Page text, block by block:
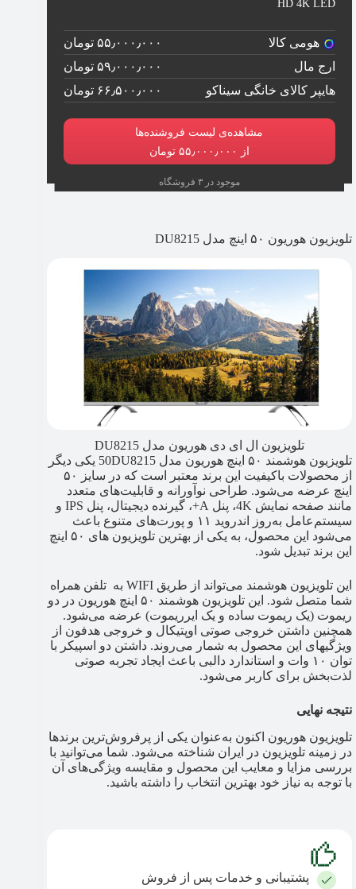
HD 4K LED
هومی کالا
۵۵٫۰۰۰٫۰۰۰ تومان
ارج مال
۵۹٫۰۰۰٫۰۰۰ تومان
هایپر کالای خانگی سیناکو
۶۶٫۵۰۰٫۰۰۰ تومان
مشاهده‌ی لیست فروشنده‌ها
از ۵۵٫۰۰۰٫۰۰۰ تومان
موجود در ۳ فروشگاه
تلویزیون هوریون ۵۰ اینچ مدل DU8215
تلویزیون ال ای دی هوریون مدل DU8215
تلویزیون هوشمند ۵۰ اینچ هوریون مدل 50DU8215 یکی دیگر
از محصولات باکیفیت این برند معتبر است که در سایز ۵۰
اینچ عرضه می‌شود. طراحی نوآورانه و قابلیت‌های متعدد
مانند صفحه نمایش 4K، پنل A+، گیرنده دیجیتال، پنل IPS و
سیستم‌عامل به‌روز اندروید ۱۱ و پورت‌های متنوع باعث
می‌شود این محصول، به یکی از بهترین تلویزیون های ۵۰ اینچ
این برند تبدیل شود.
این تلویزیون هوشمند می‌تواند از طریق WIFI به تلفن همراه
شما متصل شود. این تلویزیون هوشمند ۵۰ اینچ هوریون در دو
ریموت (یک ریموت ساده و یک ایرریموت) عرضه می‌شود.
همچنین داشتن خروجی صوتی اوپتیکال و خروجی هدفون از
ویژگی‎های این محصول به شمار می‌روند. داشتن دو اسپیکر با
توان ۱۰ وات و استاندارد دالبی باعث ایجاد تجربه صوتی
لذت‌بخش برای کاربر می‌‎شود.
نتیجه نهایی
تلویزیون هوریون اکنون به‌عنوان یکی از پرفروش‌ترین برندها
در زمینه تلویزیون در ایران شناخته می‌شود. شما می‌‎توانید با
بررسی مزایا و معایب این محصول و مقایسه ویژگی‌های آن
با توجه به نیاز خود بهترین انتخاب را داشته باشید.
پشتیبانی و خدمات پس از فروش